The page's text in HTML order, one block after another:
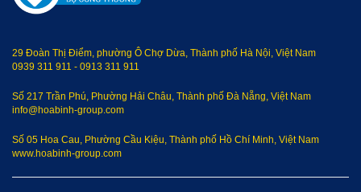
29 Đoàn Thị Điểm, phường Ô Chợ Dừa, Thành phố Hà Nội, Việt Nam
0939 311 911 - 0913 311 911
Số 217 Trần Phú, Phường Hải Châu, Thành phố Đà Nẵng, Việt Nam
info@hoabinh-group.com
Số 05 Hoa Cau, Phường Cầu Kiệu, Thành phố Hồ Chí Minh, Việt Nam
www.hoabinh-group.com